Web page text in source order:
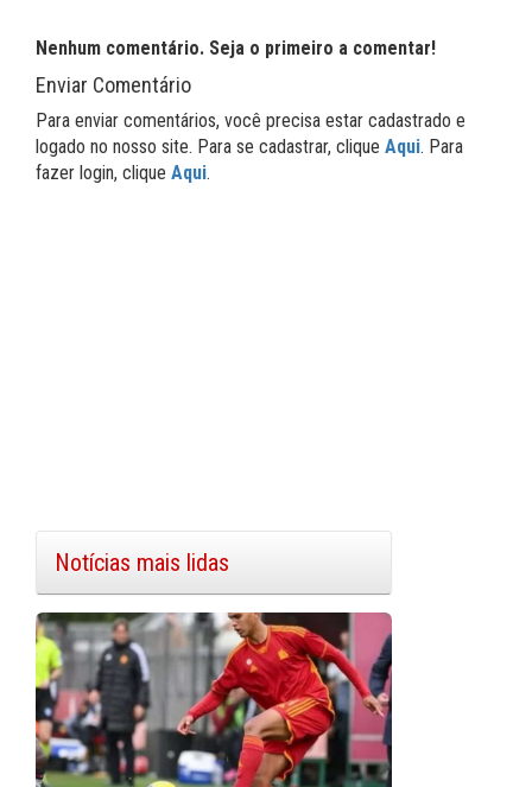
Nenhum comentário. Seja o primeiro a comentar!
Enviar Comentário
Para enviar comentários, você precisa estar cadastrado e
logado no nosso site. Para se cadastrar, clique Aqui. Para
fazer login, clique Aqui.
Notícias mais lidas